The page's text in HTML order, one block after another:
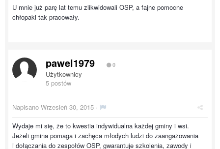
U mnie już parę lat temu zlikwidowali OSP, a fajne pomocne
chłopaki tak pracowały.
pawel1979 0
Użytkownicy
5 postów
Napisano Wrzesień 30, 2015 ·
Wydaje mi się, że to kwestia indywidualna każdej gminy i wsi.
Jeżeli gmina pomaga i zachęca młodych ludzi do zaangażowania
i dołączania do zespołów OSP, gwarantuje szkolenia, zawody i